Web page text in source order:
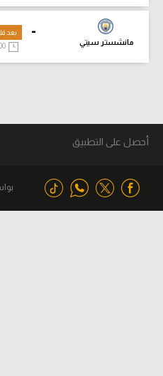
-
مانشستر سيتي
بعد
14:00
أحصل على التطبيق